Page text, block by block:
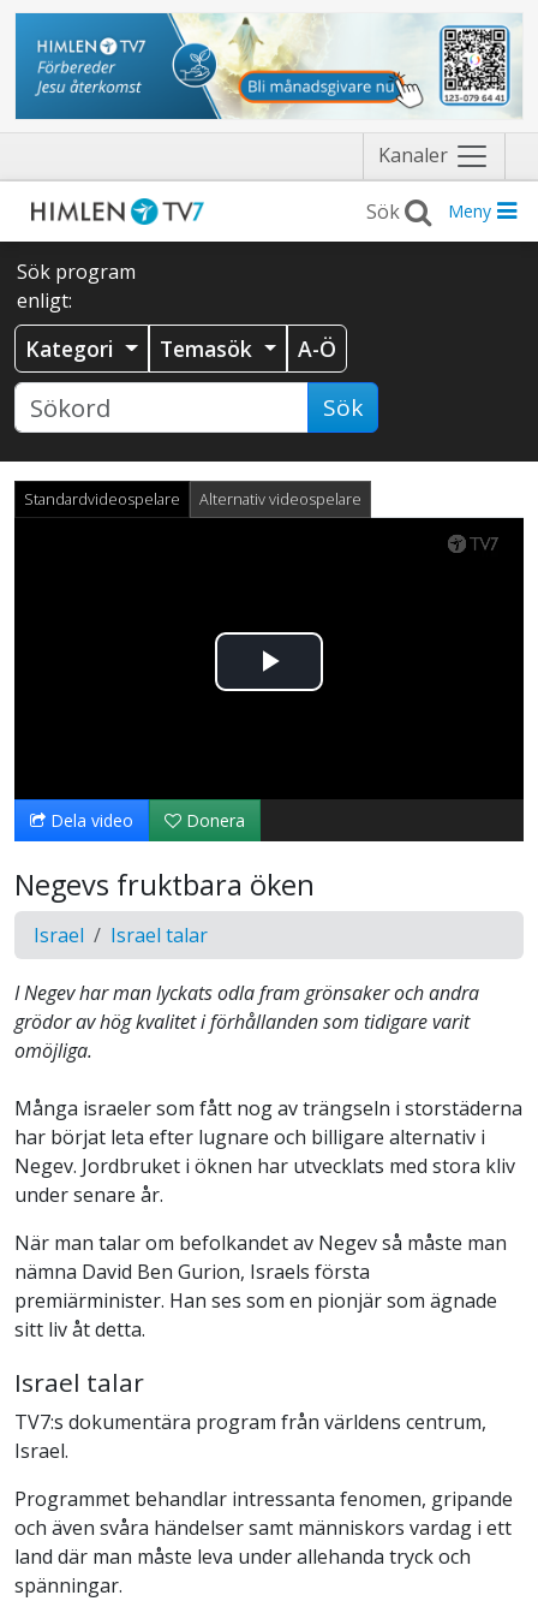
Kanaler Näytä
valikko
Meny
Sök program
enligt:
Kategori Temasök A-Ö
Sök
Standardvideospelare Alternativ videospelare
Spela
video
Dela video Donera
Negevs fruktbara öken
Israel Israel talar
I Negev har man lyckats odla fram grönsaker och andra
grödor av hög kvalitet i förhållanden som tidigare varit
omöjliga.
Många israeler som fått nog av trängseln i storstäderna
har börjat leta efter lugnare och billigare alternativ i
Negev. Jordbruket i öknen har utvecklats med stora kliv
under senare år.
När man talar om befolkandet av Negev så måste man
nämna David Ben Gurion, Israels första
premiärminister. Han ses som en pionjär som ägnade
sitt liv åt detta.
Israel talar
TV7:s dokumentära program från världens centrum,
Israel.
Programmet behandlar intressanta fenomen, gripande
och även svåra händelser samt människors vardag i ett
land där man måste leva under allehanda tryck och
spänningar.